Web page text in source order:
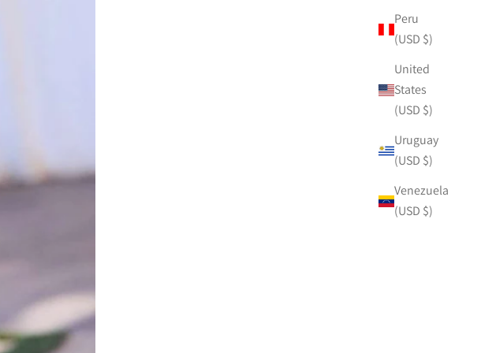
Peru
(USD $)
United
States
(USD $)
Uruguay
(USD $)
Venezuela
(USD $)